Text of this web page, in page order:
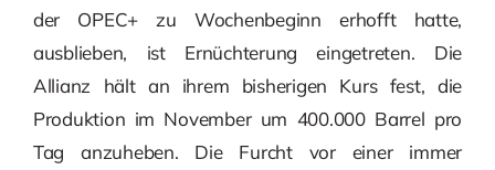
der OPEC+ zu Wochenbeginn erhofft hatte,
ausblieben, ist Ernüchterung eingetreten. Die
Allianz hält an ihrem bisherigen Kurs fest, die
Produktion im November um 400.000 Barrel pro
Tag anzuheben. Die Furcht vor einer immer